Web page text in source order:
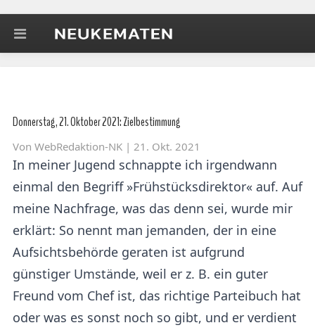
Donnerstag, 21. Oktober 2021: Zielbestimmung
Von WebRedaktion-NK | 21. Okt. 2021
In meiner Jugend schnappte ich irgendwann
einmal den Begriff »Frühstücksdirektor« auf. Auf
meine Nachfrage, was das denn sei, wurde mir
erklärt: So nennt man jemanden, der in eine
Aufsichtsbehörde geraten ist aufgrund
günstiger Umstände, weil er z. B. ein guter
Freund vom Chef ist, das richtige Parteibuch hat
oder was es sonst noch so gibt, und er verdient